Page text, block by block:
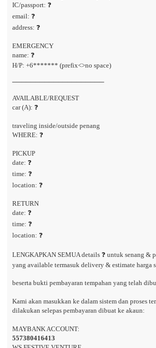
IC/passport: ❓
email: ❓
address: ❓
EMERGENCY
name: ❓
H/P: +6******* (prefix<>no space)
────────────────────
AVAILABLE/REQUEST
car (A): ❓
traveling inside/outside penang
WHERE: ❓
PICKUP
date: ❓
time: ❓
location: ❓
RETURN
date: ❓
time: ❓
location: ❓
LENGKAPKAN SEMUA details ❓ untuk senang &
yang available termasuk delivery & estimate harga
beserta bukti pembayaran tempahan yang telah
Kami akan masukkan ke dalam sistem dan proses
dilakukan selepas pembayaran dibuat ke akaun:
MAYBANK ACCOUNT:
557380416413